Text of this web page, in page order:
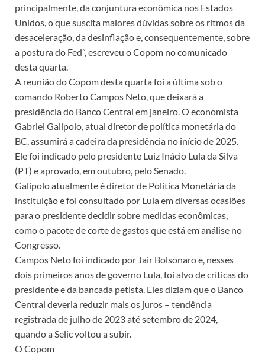
principalmente, da conjuntura econômica nos Estados
Unidos, o que suscita maiores dúvidas sobre os ritmos da
desaceleração, da desinflação e, consequentemente, sobre
a postura do Fed”, escreveu o Copom no comunicado
desta quarta.
A reunião do Copom desta quarta foi a última sob o
comando Roberto Campos Neto, que deixará a
presidência do Banco Central em janeiro. O economista
Gabriel Galípolo, atual diretor de política monetária do
BC, assumirá a cadeira da presidência no início de 2025.
Ele foi indicado pelo presidente Luiz Inácio Lula da Silva
(PT) e aprovado, em outubro, pelo Senado.
Galípolo atualmente é diretor de Política Monetária da
instituição e foi consultado por Lula em diversas ocasiões
para o presidente decidir sobre medidas econômicas,
como o pacote de corte de gastos que está em análise no
Congresso.
Campos Neto foi indicado por Jair Bolsonaro e, nesses
dois primeiros anos de governo Lula, foi alvo de críticas do
presidente e da bancada petista. Eles diziam que o Banco
Central deveria reduzir mais os juros – tendência
registrada de julho de 2023 até setembro de 2024,
quando a Selic voltou a subir.
O Copom